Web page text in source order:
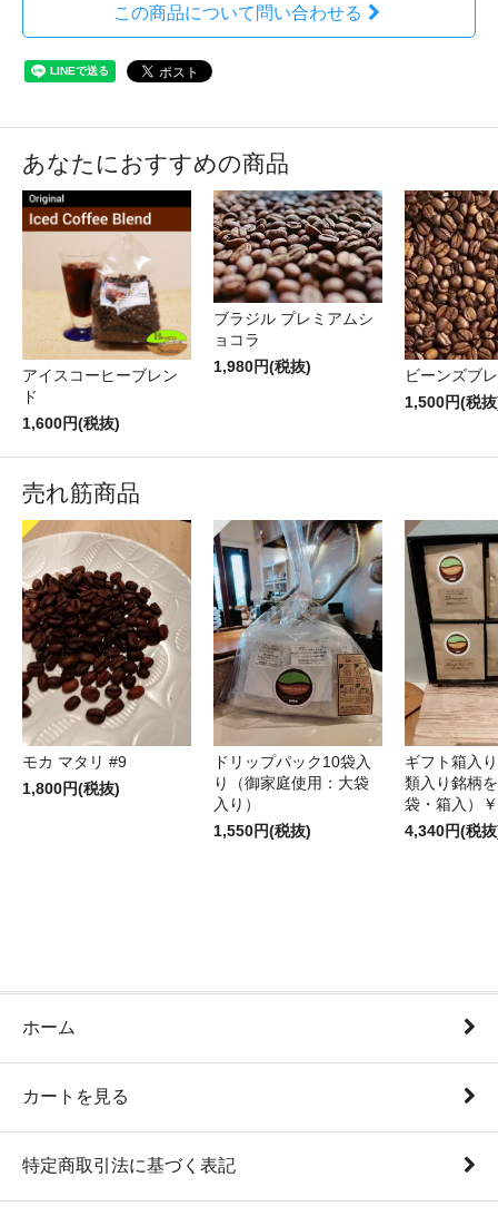
この商品について問い合わせる
あなたにおすすめの商品
アイスコーヒーブレン
ド
1,600円(税抜)
ブラジル プレミアムシ
ョコラ
1,980円(税抜)
ビーンズブ
1,500円(税
売れ筋商品
モカ マタリ #9
1,800円(税抜)
ドリップパック10袋入
り（御家庭使用：大袋
入り）
1,550円(税抜)
ギフト箱入
類入り銘柄
袋・箱入）
4,340円(税
ホーム
カートを見る
特定商取引法に基づく表記